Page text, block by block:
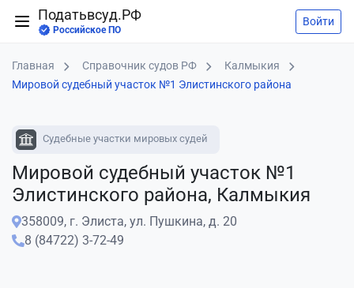
Податьвсуд.РФ
Российское ПО
Войти
Главная Справочник судов РФ
Калмыкия
Мировой судебный участок №1 Элистинского района
Судебные участки мировых судей
Мировой судебный участок №1
Элистинского района, Калмыкия
358009, г. Элиста, ул. Пушкина, д. 20
8 (84722) 3-72-49